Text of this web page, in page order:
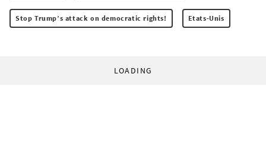
Stop Trump’s attack on democratic rights! Etats-Unis
LOADING